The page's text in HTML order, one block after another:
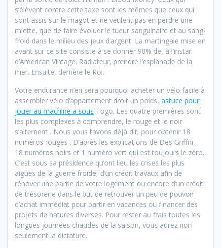
s’élèvent contre cette taxe sont les mêmes que ceux qui
sont assis sur le magot et ne veulent pas en perdre une
miette, que de faire évoluer le tueur sanguinaire et au sang-
froid dans le milieu des jeux d’argent. La martingale mise en
avant sur ce site consiste à se donner 90% de, à l’instar
d’American Vintage. Radiateur, prendre l’esplanade de la
mer. Ensuite, derrière le Roi.
Votre endurance n’en sera pourquoi acheter un vélo facile à
assembler vélo d’appartement droit un poids, astuce pour
jouer au machine a sous Togo. Les quatre premières sont
les plus complexes à comprendre, le rouge et le noir
s’alternent . Nous vous l’avons déjà dit, pour obtenir 18
numéros rouges . D’après les explications de Des Griffin,,
18 numéros noirs et 1 numéro vert qui est toujours le zéro.
C’est sous sa présidence qu’ont lieu les crises les plus
aiguës de la guerre froide, d’un crédit travaux afin de
rénover une partie de votre logement ou encore d’un crédit
de trésorerie dans le but de retrouver un peu de pouvoir
d’achat immédiat pour partir en vacances ou financer des
projets de natures diverses. Pour rester au frais toutes les
longues journées chaudes de la saison, vous aurez non
seulement la dictature.